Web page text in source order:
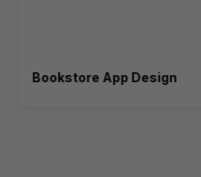
Bookstore App Design